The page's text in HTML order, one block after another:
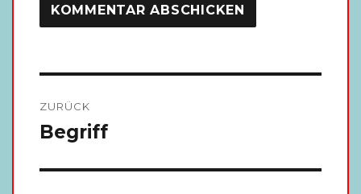
ZURÜCK
Vorheriger
Begriff